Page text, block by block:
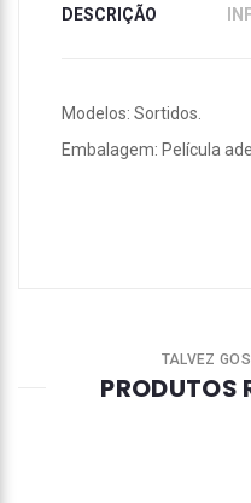
DESCRIÇÃO
Modelos: Sortidos.
Embalagem: Película
TALVEZ
PRODUTOS